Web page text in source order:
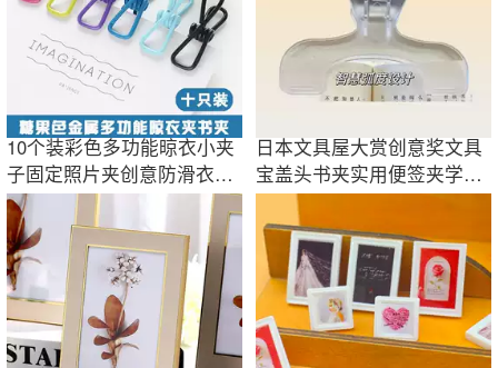
10个装彩色多功能晾衣小夹
子固定照片夹创意防滑衣服
夹封口夹批发
日本文具屋大赏创意奖文具
宝盖头书夹实用便签夹学生
固定手账夹